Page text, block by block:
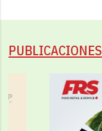
PUBLICACIONES